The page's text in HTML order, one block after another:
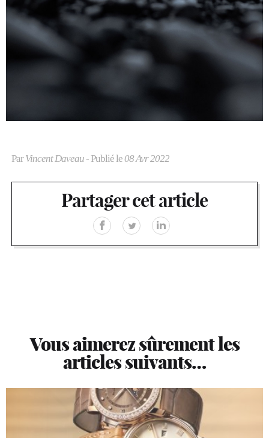
ParVincent Daveau- Publié le08 Avr 2022
Partager cet article
Vous aimerez sûrement les
articles suivants…